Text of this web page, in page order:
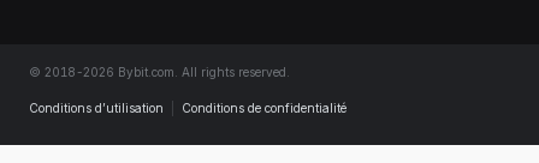
© 2018-2026 Bybit.com. All rights reserved.
Conditions d’utilisation Conditions de confidentialité